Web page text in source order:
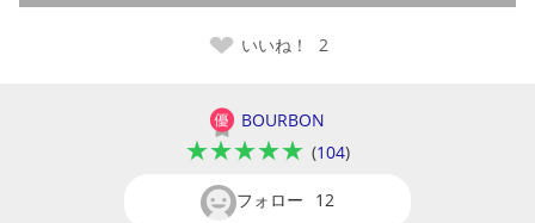
いいね！ 2
BOURBON
★★★★★ (104)
フォロー 12